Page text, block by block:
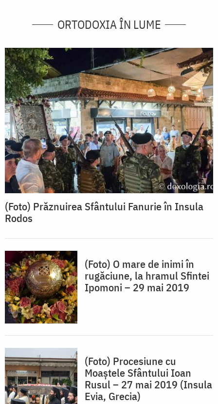
ORTODOXIA ÎN LUME
(Foto) Prăznuirea Sfântului Fanurie în Insula
Rodos
(Foto) O mare de inimi în
rugăciune, la hramul Sfintei
Ipomoni – 29 mai 2019
(Foto) Procesiune cu
Moaștele Sfântului Ioan
Rusul – 27 mai 2019 (Insula
Evia, Grecia)